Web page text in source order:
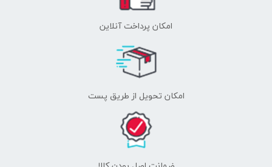
امکان پرداخت آنلاین
اﻣﮑﺎن ﺗﺤﻮﯾﻞ از طریق پست